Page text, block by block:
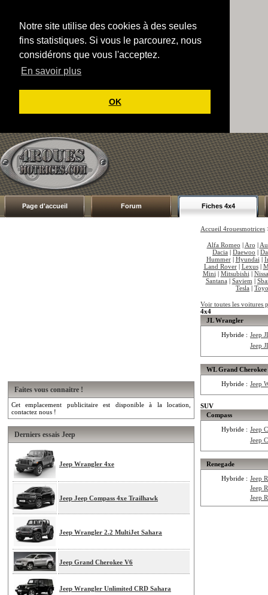
Notre site utilise des cookies à des seules
fins statistiques. Si vous le parcourez, nous
considérons que vous l'acceptez.
En savoir plus
OK
Page d'accueil Forum Fiches 4x4
Faites vous connaitre !
Cet emplacement publicitaire est disponible à la location,
contactez nous !
Derniers essais Jeep
Jeep Wrangler 4xe
Jeep Jeep Compass 4xe Trailhawk
Jeep Wrangler 2.2 MultiJet Sahara
Jeep Grand Cherokee V6
Jeep Wrangler Unlimited CRD Sahara
Accueil 4rouesmotrices
Alfa Romeo | Aro |
Dacia | Daewoo |
Hummer| Hyundai |
Land Rover| Lexus|
Mini | Mitsubishi |
Santana | Saviem |
Tesla |
Voir toutes les voitures
4x4
JL Wrangler
Hybride : Jeep
Jeep
WL Grand Cherokee
Hybride : Jeep
SUV
Compass
Hybride : Jeep
Jeep
Renegade
Hybride : Jeep
Jeep
Jeep